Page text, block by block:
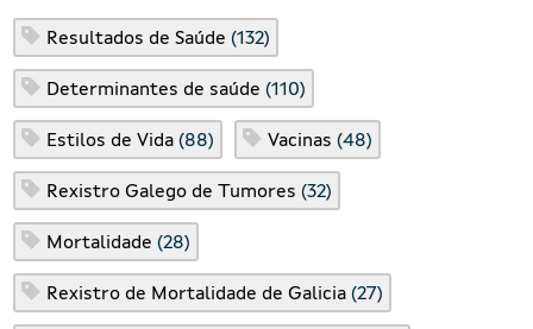
Resultados de Saúde (132)
Determinantes de saúde (110)
Estilos de Vida (88) Vacinas (48)
Rexistro Galego de Tumores (32)
Mortalidade (28)
Rexistro de Mortalidade de Galicia (27)